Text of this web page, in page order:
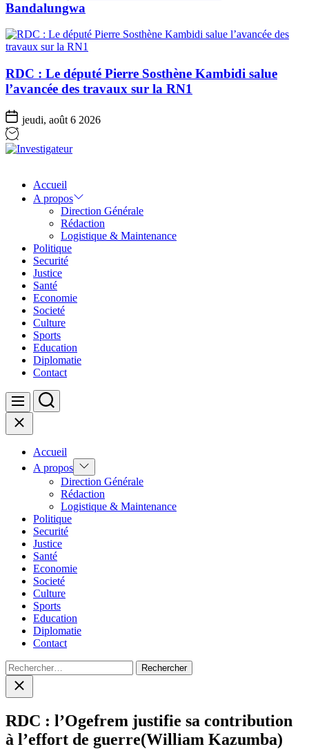
Bandalungwa
RDC : Le député Pierre Sosthène Kambidi salue
l’avancée des travaux sur la RN1
jeudi, août 6 2026
Accueil
A propos
Direction Générale
Rédaction
Logistique & Maintenance
Politique
Securité
Justice
Santé
Economie
Societé
Culture
Sports
Education
Diplomatie
Contact
Menu Search
Close
Accueil
A propos Show
sub
menu
Direction Générale
Rédaction
Logistique & Maintenance
Politique
Securité
Justice
Santé
Economie
Societé
Culture
Sports
Education
Diplomatie
Contact
Rechercher :
Close
search
RDC : l’Ogefrem justifie sa contribution
à l’effort de guerre(William Kazumba)